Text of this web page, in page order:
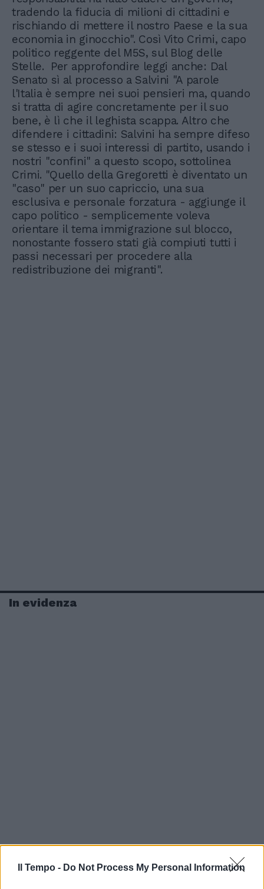
Il Tempo - Do Not Process My Personal Information
tradendo la fiducia di milioni di cittadini e
rischiando di mettere il nostro Paese e la sua
economia in ginocchio". Così Vito Crimi, capo
politico reggente del M5S, sul Blog delle
Stelle. Per approfondire leggi anche: Dal
Senato sì al processo a Salvini "A parole
l'Italia è sempre nei suoi pensieri ma, quando
si tratta di agire concretamente per il suo
bene, è lì che il leghista scappa. Altro che
difendere i cittadini: Salvini ha sempre difeso
se stesso e i suoi interessi di partito, usando i
nostri "confini" a questo scopo, sottolinea
Crimi. "Quello della Gregoretti è diventato un
"caso" per un suo capriccio, una sua
esclusiva e personale forzatura - aggiunge il
capo politico - semplicemente voleva
orientare il tema immigrazione sul blocco,
nonostante fossero stati già compiuti tutti i
passi necessari per procedere alla
redistribuzione dei migranti".
In evidenza